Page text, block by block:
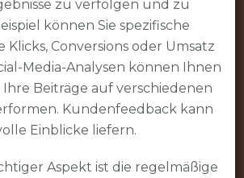
zu verfolgen und zu
können Sie spezifische
Klicks, Conversions oder Umsatz
Media-Analysen können Ihnen
Beiträge auf verschiedenen
Kundenfeedback kann
Einblicke liefern.
Aspekt ist die regelmäßige